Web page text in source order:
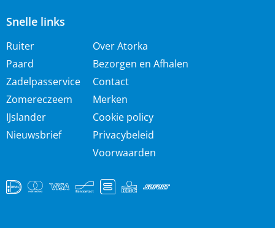
Snelle links
Ruiter
Paard
Zadelpasservice
Zomereczeem
IJslander
Nieuwsbrief
Over Atorka
Bezorgen en Afhalen
Contact
Merken
Cookie policy
Privacybeleid
Voorwaarden